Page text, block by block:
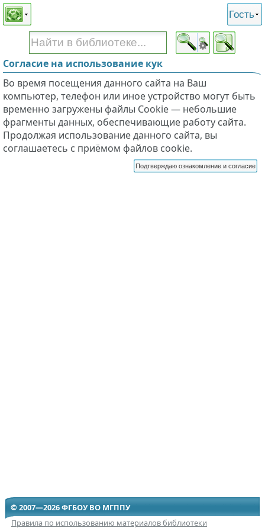
Этот сайт поддерживает
слабовидящих
Гость
Согласие на использование кук
Во время посещения данного сайта на Ваш
компьютер, телефон или иное устройство могут быть
временно загружены файлы Cookie — небольшие
фрагменты данных, обеспечивающие работу сайта.
Продолжая использование данного сайта, вы
соглашаетесь с приёмом файлов cookie.
Подтверждаю ознакомление и согласие
© 2007—2026 ФГБОУ ВО МГППУ
Правила по использованию материалов библиотеки